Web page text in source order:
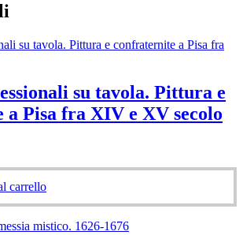
su tavola. Pittura e
Pisa fra XIV e XV secolo
carrello